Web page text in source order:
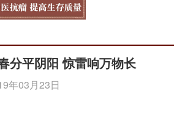
分平阴阳 惊雷响万物长
年03月23日